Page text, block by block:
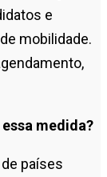
e
mobilidade.
medida?
países